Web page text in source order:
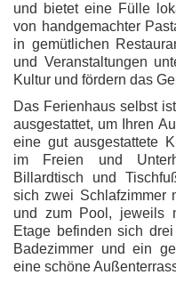
und bietet eine Fülle
von handgemachter
in gemütlichen
und Veranstaltungen
Kultur und fördern das
Das Ferienhaus selbst
ausgestattet, um Ihren
eine gut ausgestattete
im Freien und
Billardtisch und
sich zwei Schlafzimmer
und zum Pool, jeweils
Etage befinden sich
Badezimmer und ein
eine schöne